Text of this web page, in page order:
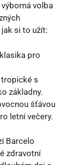
volba
si to užít:
klasika pro
tropické s
základny.
šťávou
letní večery.
Barcelo
zdravotní